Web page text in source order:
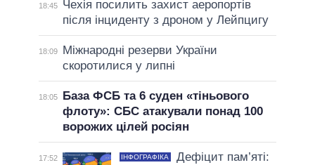
18:45
Чехія посилить захист аеропортів
після інциденту з дроном у Лейпцигу
18:09
Міжнародні резерви України
скоротилися у липні
18:05
База ФСБ та 6 суден «тіньового
флоту»: СБС атакували понад 100
ворожих цілей росіян
17:52 ІНФОГРАФІКА
Дефіцит пам’яті: